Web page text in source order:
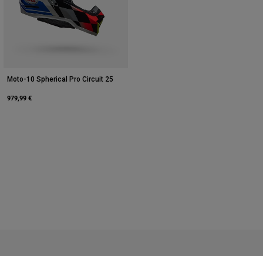
Moto-10 Spherical Pro Circuit 25
979,99 €